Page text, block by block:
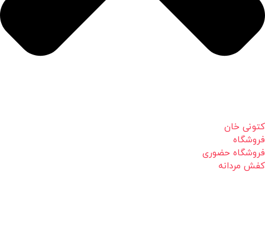
کتونی خان
فروشگاه
فروشگاه حضوری
کفش مردانه